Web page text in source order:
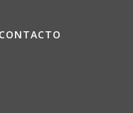
CONTACTO